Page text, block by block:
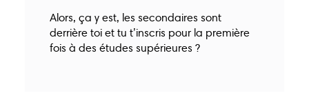
Alors, ça y est, les secondaires sont
derrière toi et tu t’inscris pour la première
fois à des études supérieures ?
Du lundi au vendredi
11h30–17h00
18, rue pépin
5000 Namur